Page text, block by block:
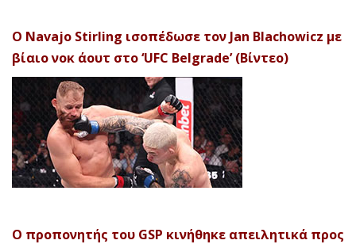
Ο Navajo Stirling ισοπέδωσε τον Jan Blachowicz με
βίαιο νοκ άουτ στο ‘UFC Belgrade’ (Βίντεο)
Ο προπονητής του GSP κινήθηκε απειλητικά προς